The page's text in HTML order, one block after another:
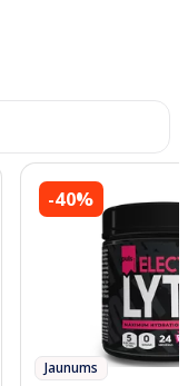
-40%
Jaunums